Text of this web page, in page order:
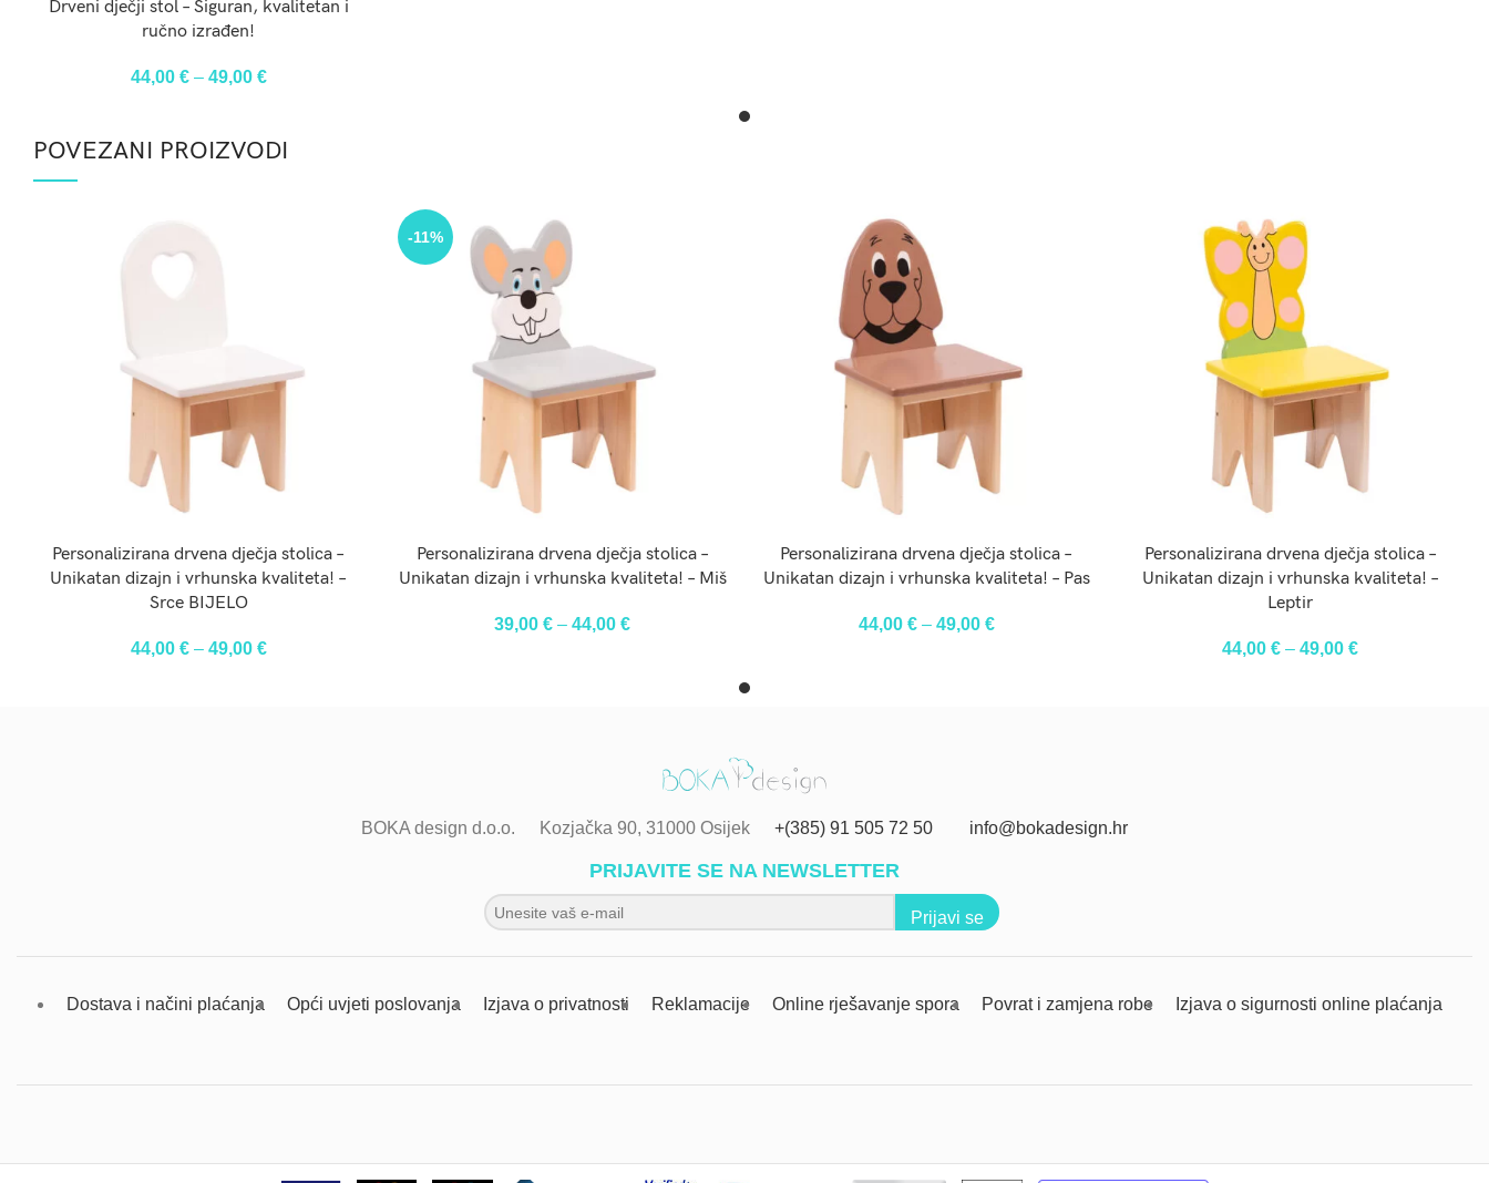
Drveni dječji stol – Siguran, kvalitetan i
ručno izrađen!
44,00 €– 49,00 €
POVEZANI PROIZVODI
Personalizirana drvena dječja stolica –
Unikatan dizajn i vrhunska kvaliteta! –
Srce BIJELO
44,00 €– 49,00 €
-11%
Personalizirana drvena dječja stolica –
Unikatan dizajn i vrhunska kvaliteta! – Miš
39,00€ –44,00€
Personalizirana drvena dječja stolica –
Unikatan dizajn i vrhunska kvaliteta! – Pas
44,00 €– 49,00 €
Personalizirana drvena dječja stolica –
Unikatan dizajn i vrhunska kvaliteta! –
Leptir
44,00€ –49,00€
BOKA design d.o.o. Kozjačka 90, 31000 Osijek +(385) 91 505 72 50 info@bokadesign.hr
PRIJAVITE SE NA NEWSLETTER
Prijavi se
Dostava i načini plaćanja Opći uvjeti poslovanja Izjava o privatnosti Reklamacije Online rješavanje spora Povrat i zamjena robe Izjava o sigurnosti online plaćanja